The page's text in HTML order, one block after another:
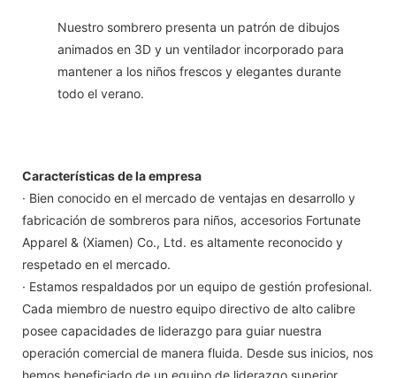
Nuestro sombrero presenta un patrón de dibujos
animados en 3D y un ventilador incorporado para
mantener a los niños frescos y elegantes durante
todo el verano.
Características de la empresa
· Bien conocido en el mercado de ventajas en desarrollo y
fabricación de sombreros para niños, accesorios Fortunate
Apparel & (Xiamen) Co., Ltd. es altamente reconocido y
respetado en el mercado.
· Estamos respaldados por un equipo de gestión profesional.
Cada miembro de nuestro equipo directivo de alto calibre
posee capacidades de liderazgo para guiar nuestra
operación comercial de manera fluida. Desde sus inicios, nos
hemos beneficiado de un equipo de liderazgo superior.